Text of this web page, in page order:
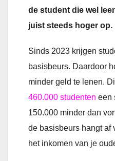
de student die wel
juist steeds hoger op.
Sinds 2023 krijgen
basisbeurs. Daardoor
minder geld te lenen.
460.000 studenten een
150.000 minder dan
de basisbeurs hangt af
het inkomen van je